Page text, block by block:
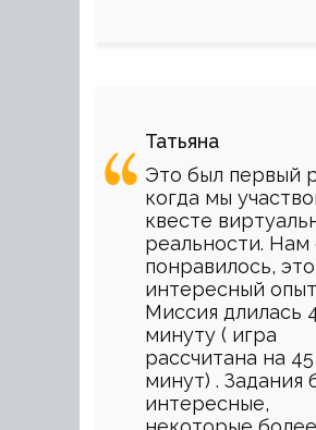
Татьяна
Это был первый
когда мы
квесте
реальности. Нам
понравилось,
интересный
Миссия длилась
минуту ( игра
рассчитана на 45
минут) . Задания
интересные,